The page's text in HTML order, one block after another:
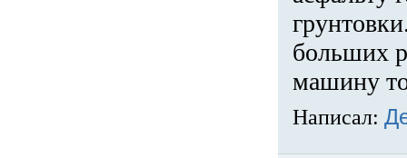
больших
машину
Написал: